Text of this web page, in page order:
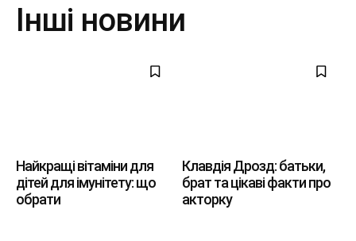
Інші новини
Найкращі вітаміни для
дітей для імунітету: що
обрати
Клавдія Дрозд: батьки,
брат та цікаві факти про
акторку